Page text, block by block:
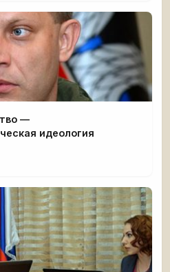
—
идеология